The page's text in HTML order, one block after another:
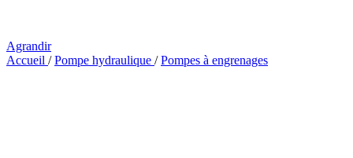
Agrandir
Accueil / Pompe hydraulique / Pompes à engrenages